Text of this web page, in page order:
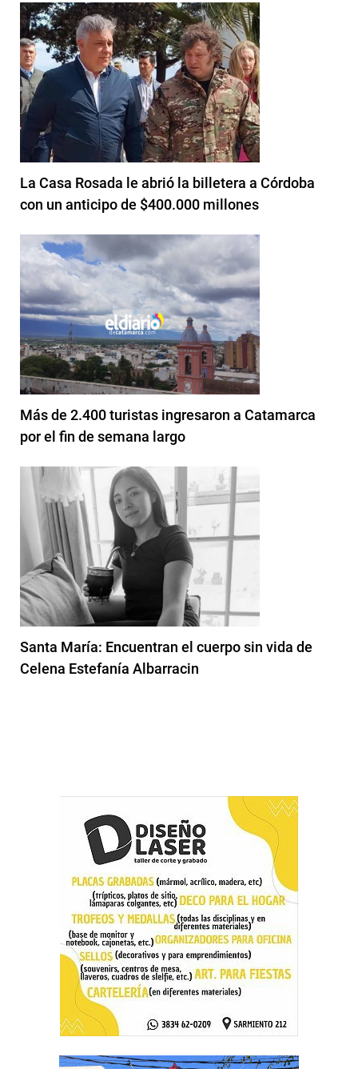
La Casa Rosada le abrió la billetera a Córdoba
con un anticipo de $400.000 millones
Más de 2.400 turistas ingresaron a Catamarca
por el fin de semana largo
Santa María: Encuentran el cuerpo sin vida de
Celena Estefanía Albarracin